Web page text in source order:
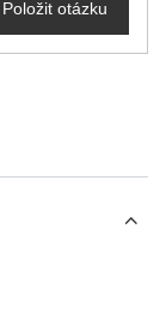
Položit otázku